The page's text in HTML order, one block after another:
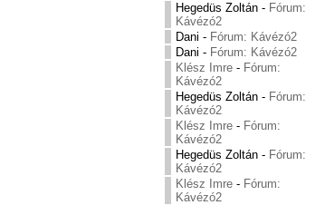
Hegedüs Zoltán - Fórum:
Kávézó2
Dani - Fórum: Kávézó2
Dani - Fórum: Kávézó2
Klész Imre - Fórum:
Kávézó2
Hegedüs Zoltán - Fórum:
Kávézó2
Klész Imre - Fórum:
Kávézó2
Hegedüs Zoltán - Fórum:
Kávézó2
Klész Imre - Fórum:
Kávézó2